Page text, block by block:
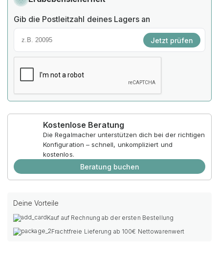
Gib die Postleitzahl deines Lagers an
Jetzt prüfen
Kostenlose Beratung
Die Regalmacher unterstützen dich bei der richtigen
Konfiguration – schnell, unkompliziert und
kostenlos.
Beratung buchen
Deine Vorteile
Kauf auf Rechnung ab der ersten Bestellung
Frachtfreie Lieferung ab 100€ Nettowarenwert